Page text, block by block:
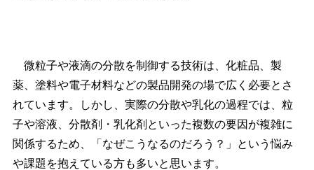
微粒子や液滴の分散を制御する技術は、化粧品、製
薬、塗料や電子材料などの製品開発の場で広く必要とさ
れています。しかし、実際の分散や乳化の過程では、粒
子や溶液、分散剤・乳化剤といった複数の要因が複雑に
関係するため、「なぜこうなるのだろう？」という悩み
や課題を抱えている方も多いと思います。